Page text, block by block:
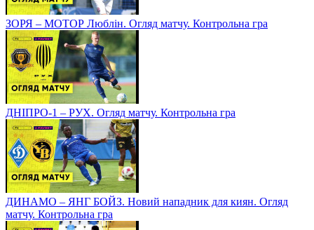
ЗОРЯ – МОТОР Люблін. Огляд матчу. Контрольна гра
ДНІПРО-1 – РУХ. Огляд матчу. Контрольна гра
ДИНАМО – ЯНГ БОЙЗ. Новий нападник для киян. Огляд
матчу. Контрольна гра